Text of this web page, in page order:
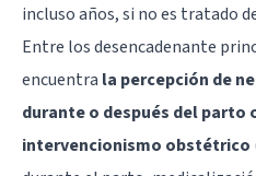
incluso años, si no es tratado
Entre los desencadenante
encuentra la percepción de
durante o después del parto
intervencionismo obstétrico